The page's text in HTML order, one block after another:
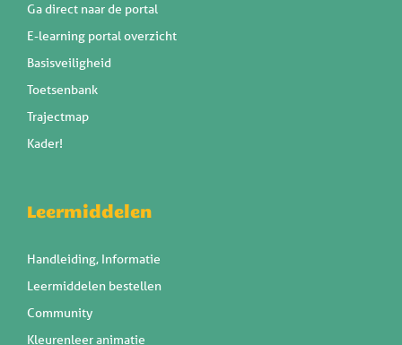
Ga direct naar de portal
E-learning portal overzicht
Basisveiligheid
Toetsenbank
Trajectmap
Kader!
Leermiddelen
Handleiding, Informatie
Leermiddelen bestellen
Community
Kleurenleer animatie